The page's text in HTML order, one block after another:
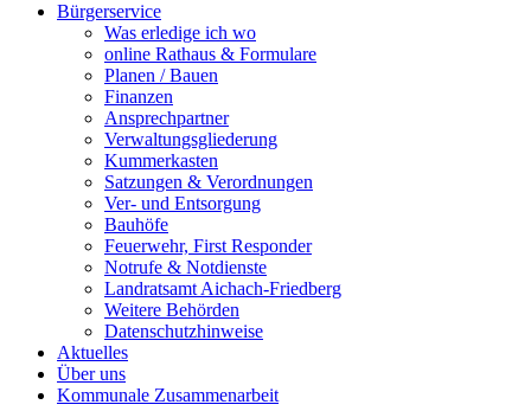
Bürgerservice
Was erledige ich wo
online Rathaus & Formulare
Planen / Bauen
Finanzen
Ansprechpartner
Verwaltungsgliederung
Kummerkasten
Satzungen & Verordnungen
Ver- und Entsorgung
Bauhöfe
Feuerwehr, First Responder
Notrufe & Notdienste
Landratsamt Aichach-Friedberg
Weitere Behörden
Datenschutzhinweise
Aktuelles
Über uns
Kommunale Zusammenarbeit